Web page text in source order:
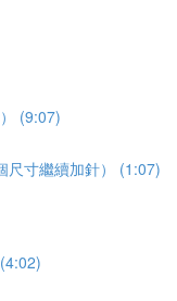
(9:07)
尺寸繼續加針） (1:07)